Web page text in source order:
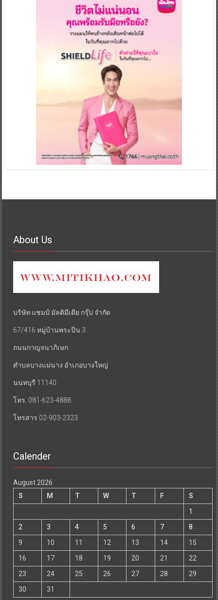
About Us
บริษัท แชมป์ มัลติมีเดีย กรุ๊ป จำกัด
67/416 หมู่บ้านพระปิ่น 3
ถนนกาญจนาภิเษก
ตำบลบางแม่นาง อำเภอบางใหญ่
นนทบุรี 11140
โทร. 081-623-4888
โทรสาร 02-903-2323
Calender
August 2026
S
M T W T F
S
1
2
3 4 5 6 7
8
9
10 11 12 13 14
15
16
17 18 19 20 21
22
23
24 25 26 27 28
29
30
31